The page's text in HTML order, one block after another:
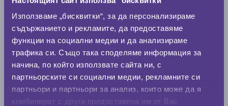
Използваме „бисквитки“, за да персонализираме
съдържанието и рекламите, да предоставяме
функции на социални медии и да анализираме
трафика си. Също така споделяме информация за
начина, по който използвате сайта ни, с
партньорските си социални медии, рекламните си
партньори и партньори за анализ, които може да я
комбинират с друга предоставена им от Вас
Нов размер
Стар размер